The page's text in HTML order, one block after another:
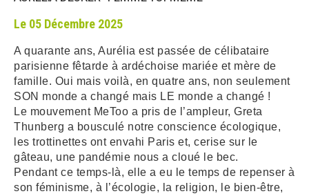
Le 05 Décembre 2025
A quarante ans, Aurélia est passée de célibataire
parisienne fêtarde à ardéchoise mariée et mère de
famille. Oui mais voilà, en quatre ans, non seulement
SON monde a changé mais LE monde a changé !
Le mouvement MeToo a pris de l’ampleur, Greta
Thunberg a bousculé notre conscience écologique,
les trottinettes ont envahi Paris et, cerise sur le
gâteau, une pandémie nous a cloué le bec.
Pendant ce temps-là, elle a eu le temps de repenser à
son féminisme, à l’écologie, la religion, le bien-être,
ARRÊTÉS MUNICIPAUX
DÉLIBÉRATIONS